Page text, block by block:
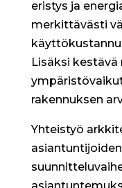
eristys ja
merkittävästi
Lisäksi
rakennuksen
Yhteistyö